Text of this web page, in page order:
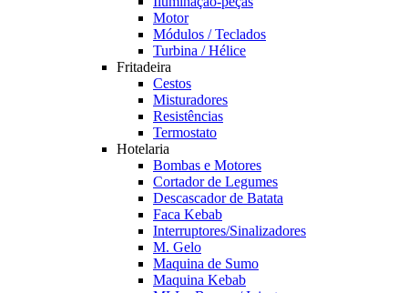
Motor
Módulos / Teclados
Turbina / Hélice
Fritadeira
Cestos
Misturadores
Resistências
Termostato
Hotelaria
Bombas e Motores
Cortador de Legumes
Descascador de Batata
Faca Kebab
Interruptores/Sinalizadores
M. Gelo
Maquina de Sumo
Maquina Kebab